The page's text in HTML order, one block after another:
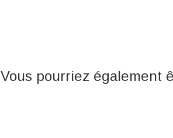
Vous pourriez également